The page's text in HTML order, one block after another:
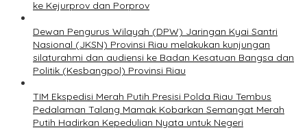
ke Kejurprov dan Porprov
Dewan Pengurus Wilayah (DPW) Jaringan Kyai Santri
Nasional (JKSN) Provinsi Riau melakukan kunjungan
silaturahmi dan audiensi ke Badan Kesatuan Bangsa dan
Politik (Kesbangpol) Provinsi Riau
TIM Ekspedisi Merah Putih Presisi Polda Riau Tembus
Pedalaman Talang Mamak Kobarkan Semangat Merah
Putih Hadirkan Kepedulian Nyata untuk Negeri